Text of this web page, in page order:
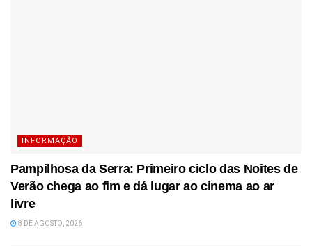
INFORMAÇÃO
Pampilhosa da Serra: Primeiro ciclo das Noites de
Verão chega ao fim e dá lugar ao cinema ao ar
livre
8 DE AGOSTO, 2026